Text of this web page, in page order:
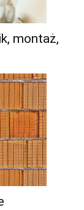
montaż,